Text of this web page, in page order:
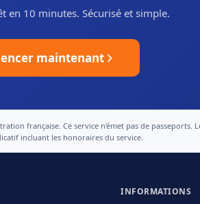
en 10 minutes. Sécurisé et simple.
maintenant
française. Ce service n'émet pas de
incluant les honoraires du service.
INFORMATIONS